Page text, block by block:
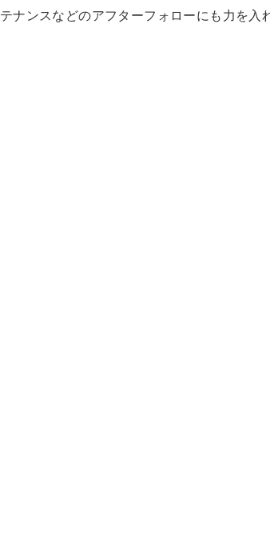
ナンスなどのアフターフォローにも力を入